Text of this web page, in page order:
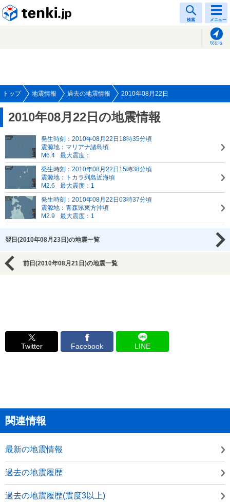
検索 メニュー
現在地
トップ 地震情報 過去の地震情報 2010年08月22日
2010年08月22日の地震情報
発生時刻：2010年08月22日18時35分頃
震源地：マリアナ諸島頃
M6.4
最大震度：
発生時刻：2010年08月22日15時38分頃
震源地：トカラ列島近海頃
M2.6
最大震度：1
発生時刻：2010年08月22日03時37分頃
震源地：青森県東方沖頃
M2.9
最大震度：1
翌日(2010年08月23日)の地震一覧
前日(2010年08月21日)の地震一覧
Twitter Facebook LINE
関連情報
最新の地震情報
過去の地震履歴
過去の地震履歴(震度3以上)